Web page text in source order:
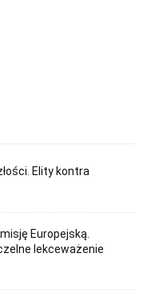
Elity kontra
Europejską.
lekceważenie